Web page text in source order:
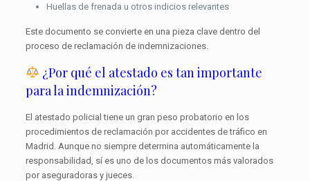
Huellas de frenada u otros indicios relevantes
Este documento se convierte en una pieza clave dentro del
proceso de reclamación de indemnizaciones.
¿Por qué el atestado es tan importante
para la indemnización?
El atestado policial tiene un gran peso probatorio en los
procedimientos de reclamación por accidentes de tráfico en
Madrid. Aunque no siempre determina automáticamente la
responsabilidad, sí es uno de los documentos más valorados
por aseguradoras y jueces.